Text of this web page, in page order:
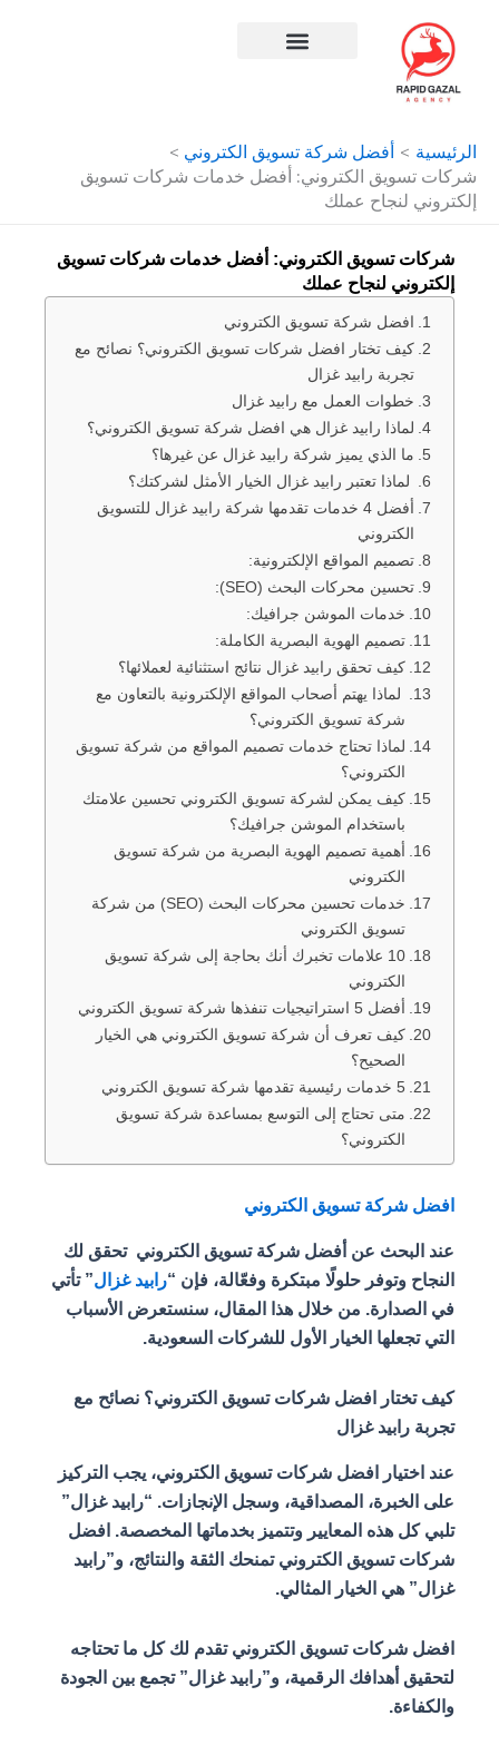
الرئيسية
أفضل شركة تسويق الكتروني
شركات تسويق الكتروني: أفضل خدمات شركات تسويق
إلكتروني لنجاح عملك
شركات تسويق الكتروني: أفضل خدمات شركات تسويق
إلكتروني لنجاح عملك
افضل شركة تسويق الكتروني
كيف تختار افضل شركات تسويق الكتروني؟ نصائح مع
تجربة رابيد غزال
خطوات العمل مع رابيد غزال
لماذا رابيد غزال هي افضل شركة تسويق الكتروني؟
ما الذي يميز شركة رابيد غزال عن غيرها؟
لماذا تعتبر رابيد غزال الخيار الأمثل لشركتك؟
أفضل 4 خدمات تقدمها شركة رابيد غزال للتسويق
الكتروني
تصميم المواقع الإلكترونية:
تحسين محركات البحث (SEO):
خدمات الموشن جرافيك:
تصميم الهوية البصرية الكاملة:
كيف تحقق رابيد غزال نتائج استثنائية لعملائها؟
لماذا يهتم أصحاب المواقع الإلكترونية بالتعاون مع
شركة تسويق الكتروني؟
لماذا تحتاج خدمات تصميم المواقع من شركة تسويق
الكتروني؟
كيف يمكن لشركة تسويق الكتروني تحسين علامتك
باستخدام الموشن جرافيك؟
أهمية تصميم الهوية البصرية من شركة تسويق
الكتروني
خدمات تحسين محركات البحث (SEO) من شركة
تسويق الكتروني
10 علامات تخبرك أنك بحاجة إلى شركة تسويق
الكتروني
أفضل 5 استراتيجيات تنفذها شركة تسويق الكتروني
كيف تعرف أن شركة تسويق الكتروني هي الخيار
الصحيح؟
5 خدمات رئيسية تقدمها شركة تسويق الكتروني
متى تحتاج إلى التوسع بمساعدة شركة تسويق
الكتروني؟
افضل شركة تسويق الكتروني
عند البحث عن أفضل شركة تسويق الكتروني تحقق لك
النجاح وتوفر حلولًا مبتكرة وفعّالة، فإن “رابيد غزال ” تأتي
في الصدارة. من خلال هذا المقال، سنستعرض الأسباب
التي تجعلها الخيار الأول للشركات السعودية.
كيف تختار افضل شركات تسويق الكتروني؟ نصائح مع
تجربة رابيد غزال
عند اختيار افضل شركات تسويق الكتروني، يجب التركيز
على الخبرة، المصداقية، وسجل الإنجازات. “رابيد غزال”
تلبي كل هذه المعايير وتتميز بخدماتها المخصصة. افضل
شركات تسويق الكتروني تمنحك الثقة والنتائج، و”رابيد
غزال” هي الخيار المثالي.
افضل شركات تسويق الكتروني تقدم لك كل ما تحتاجه
لتحقيق أهدافك الرقمية، و”رابيد غزال” تجمع بين الجودة
والكفاءة.